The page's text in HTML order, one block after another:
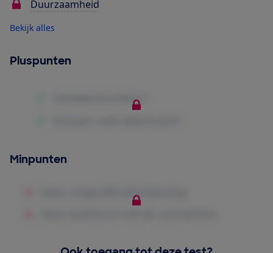
Duurzaamheid
Bekijk alles
Pluspunten
Minpunten